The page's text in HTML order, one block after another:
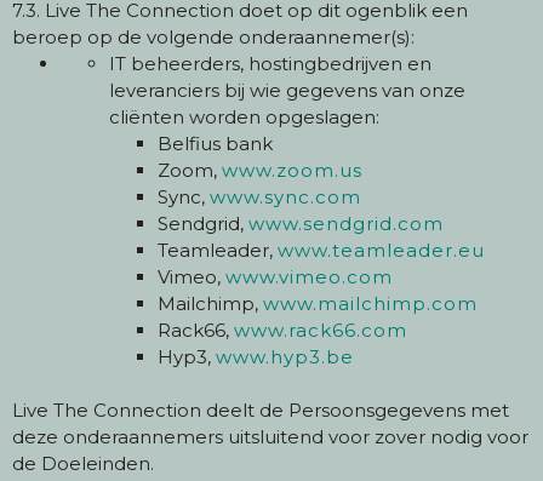
7.3. Live The Connection doet op dit ogenblik een
beroep op de volgende onderaannemer(s):
IT beheerders, hostingbedrijven en
leveranciers bij wie gegevens van onze
cliënten worden opgeslagen:
Belfius bank
Zoom, www.zoom.us
Sync, www.sync.com
Sendgrid, www.sendgrid.com
Teamleader, www.teamleader.eu
Vimeo, www.vimeo.com
Mailchimp, www.mailchimp.com
Rack66, www.rack66.com
Hyp3, www.hyp3.be
Live The Connection deelt de Persoonsgegevens met
deze onderaannemers uitsluitend voor zover nodig voor
de Doeleinden.